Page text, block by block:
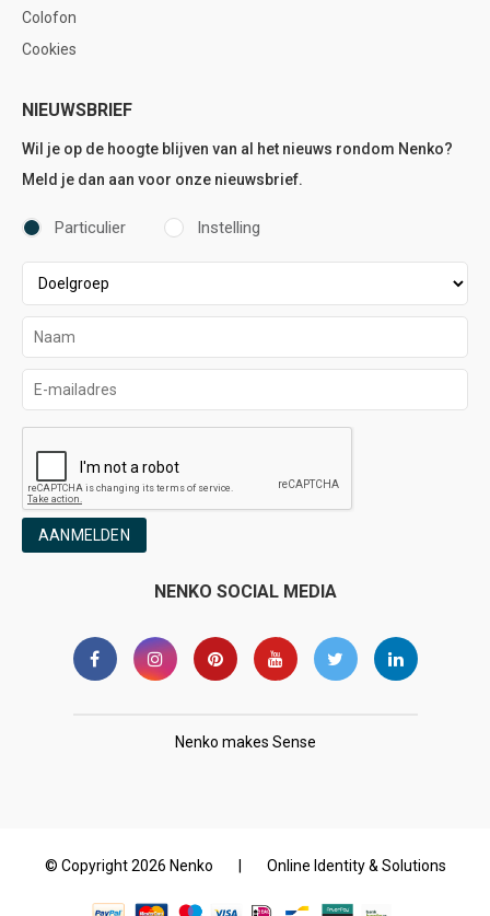
Colofon
Cookies
NIEUWSBRIEF
Wil je op de hoogte blijven van al het nieuws rondom Nenko?
Meld je dan aan voor onze nieuwsbrief.
Particulier Instelling
AANMELDEN
NENKO SOCIAL MEDIA
Nenko makes Sense
© Copyright 2026 Nenko Online Identity & Solutions